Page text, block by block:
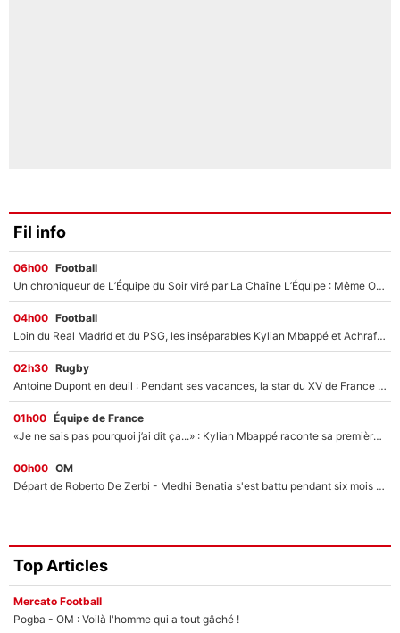
Fil info
06h00 Football
Un chroniqueur de L’Équipe du Soir viré par La Chaîne L’Équipe : Même Olivier Ménard n’avait pas pu empêcher son départ, «je l’ai appris sur Twitter, je l’ai vécu assez mal»
04h00 Football
Loin du Real Madrid et du PSG, les inséparables Kylian Mbappé et Achraf Hakimi changent d'équipe le temps d'une journée !
02h30 Rugby
Antoine Dupont en deuil : Pendant ses vacances, la star du XV de France a perdu sa grand-mère
01h00 Équipe de France
«Je ne sais pas pourquoi j’ai dit ça...» : Kylian Mbappé raconte sa première rencontre avec Zinédine Zidane (et c’est très drôle)
00h00 OM
Départ de Roberto De Zerbi - Medhi Benatia s'est battu pendant six mois pour le retenir à l'OM, le PSG a été le naufrage de trop : «Je pars avec toi»
Top Articles
Mercato Football
Pogba - OM : Voilà l'homme qui a tout gâché !